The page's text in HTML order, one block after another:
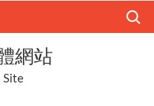
網站
Site